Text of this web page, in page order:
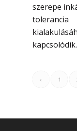
szerepe
tolerancia
kapcsolódik.
‹ 1